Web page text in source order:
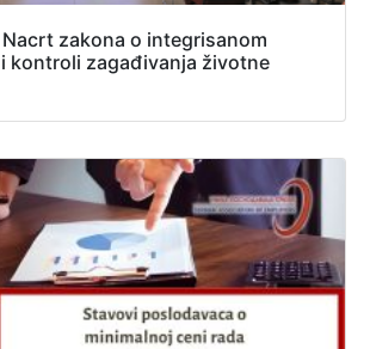
zakona o integrisanom
kontroli zagađivanja životne